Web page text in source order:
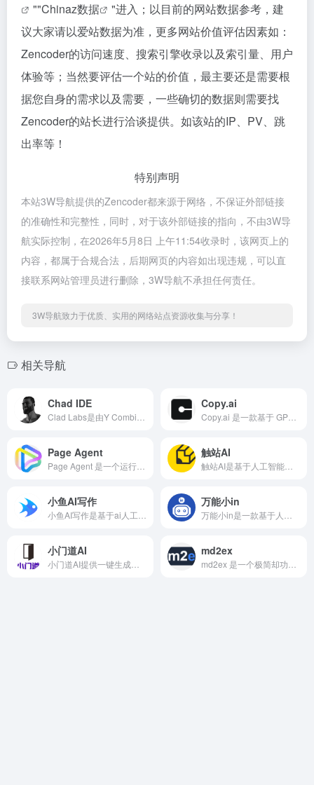
""Chinaz数据
"进入；以目前的网站数据参考，建
议大家请以爱站数据为准，更多网站价值评估因素如：
Zencoder的访问速度、搜索引擎收录以及索引量、用户
体验等；当然要评估一个站的价值，最主要还是需要根
据您自身的需求以及需要，一些确切的数据则需要找
Zencoder的站长进行洽谈提供。如该站的IP、PV、跳
出率等！
特别声明
本站3W导航提供的Zencoder都来源于网络，不保证外部链接
的准确性和完整性，同时，对于该外部链接的指向，不由3W导
航实际控制，在2026年5月8日 上午11:54收录时，该网页上的
内容，都属于合规合法，后期网页的内容如出现违规，可以直
接联系网站管理员进行删除，3W导航不承担任何责任。
3W导航致力于优质、实用的网络站点资源收集与分享！
相关导航
Chad IDE Copy.ai
Page Agent 触站AI
小鱼AI写作 万能小in
小门道AI md2ex